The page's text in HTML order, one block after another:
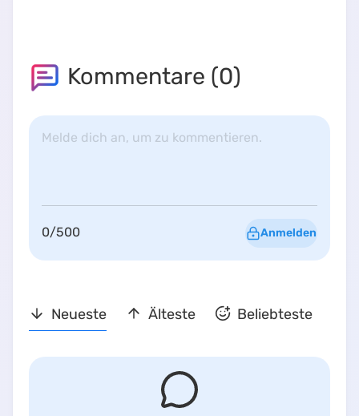
Kommentare (0)
Melde dich an, um zu kommentieren.
0/500 Anmelden
Neueste Älteste Beliebteste